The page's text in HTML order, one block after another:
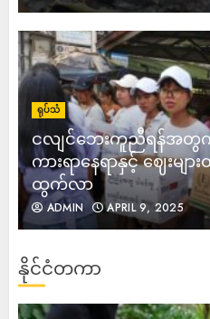
ရုပ်သံ
ငလျင်ဘေးကူညီရန်အတွ
ကားရာနေရာနှင့် ဈေးမ
ထွက်လာ
ADMIN APRIL 9, 2025
နိုင်ငံတကာ